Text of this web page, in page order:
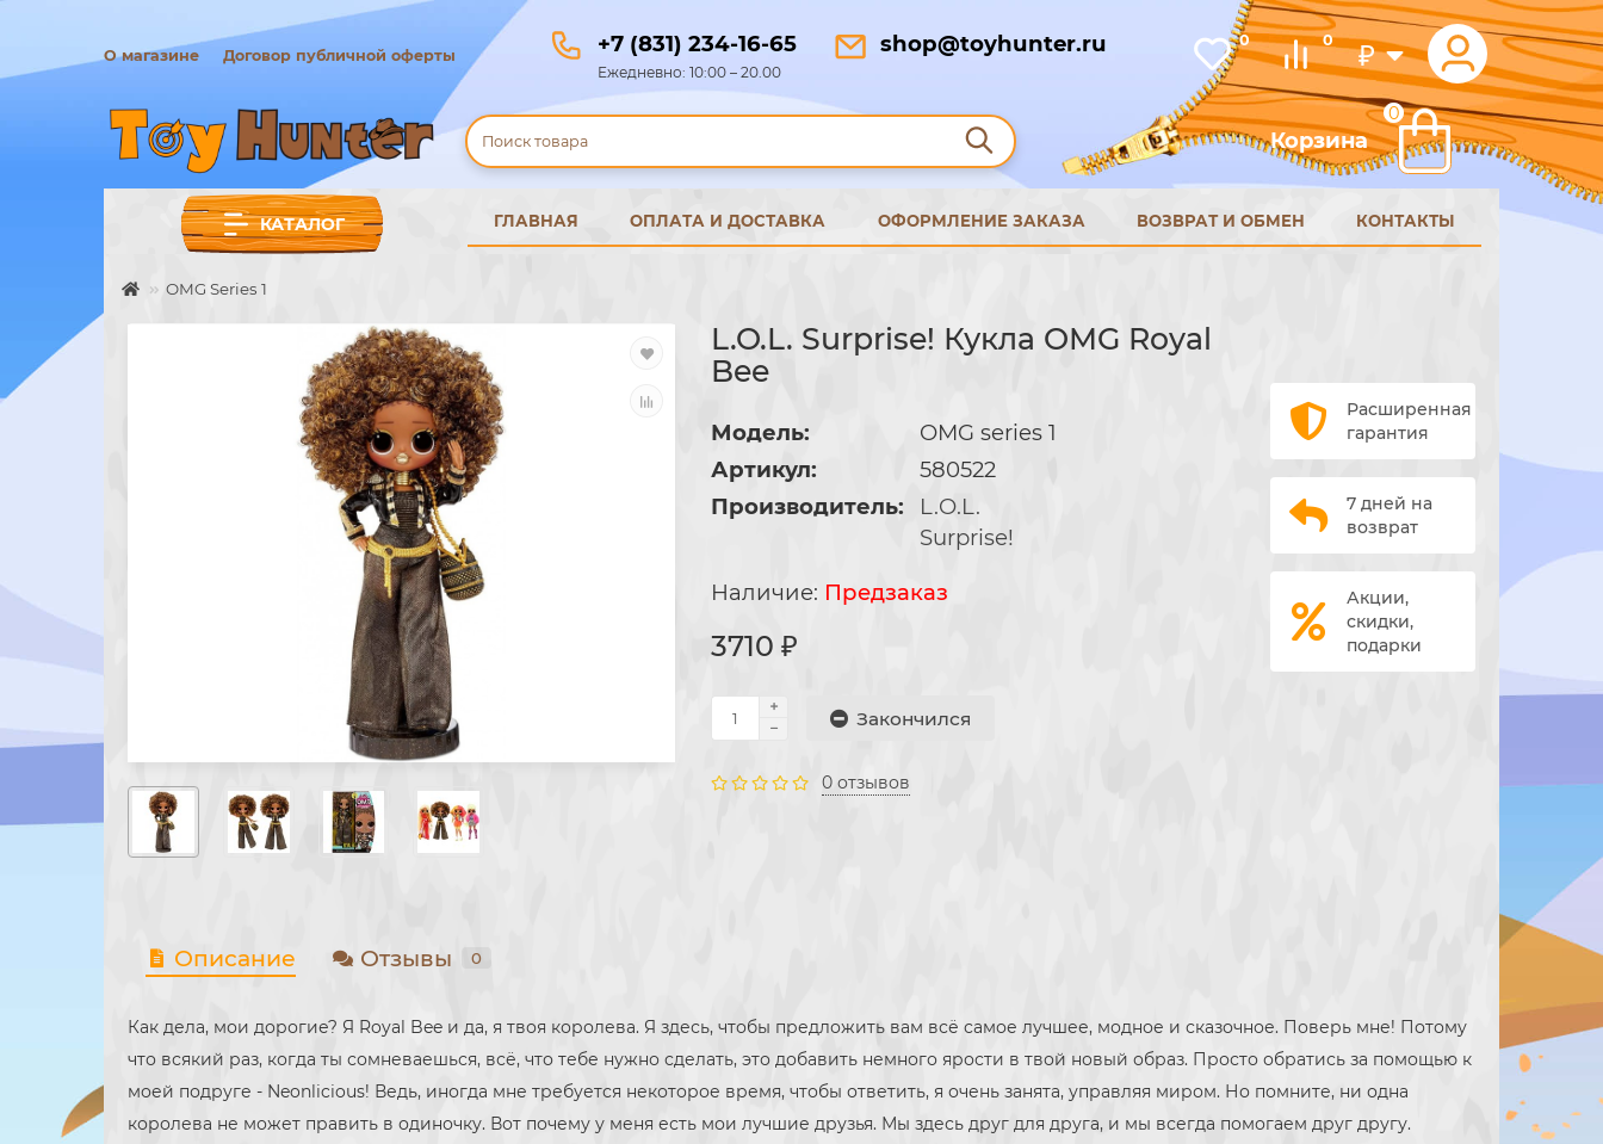
₽
0
0
+7 (831) 234-16-65
Ежедневно: 10:00 – 20.00
shop@toyhunter.ru
О магазине Договор публичной оферты
Корзина
0
КАТАЛОГ ГЛАВНАЯ ОПЛАТА И ДОСТАВКА ОФОРМЛЕНИЕ ЗАКАЗА ВОЗВРАТ И ОБМЕН КОНТАКТЫ
OMG Series 1
L.O.L. Surprise! Кукла OMG Royal
Bee
Модель:
OMG series 1
Артикул:
580522
Производитель:
L.O.L.
Surprise!
Предзаказ
3710 ₽
Закончился
0 отзывов
Расширенная
гарантия
7 дней на
возврат
Акции,
скидки,
подарки
Описание Отзывы 0
Как дела, мои дорогие? Я Royal Bee и да, я твоя королева. Я здесь, чтобы предложить вам всё самое лучшее, модное и сказочное. Поверь мне! Потому
что всякий раз, когда ты сомневаешься, всё, что тебе нужно сделать, это добавить немного ярости в твой новый образ. Просто обратись за помощью к
моей подруге - Neonlicious! Ведь, иногда мне требуется некоторое время, чтобы ответить, я очень занята, управляя миром. Но помните, ни одна
королева не может править в одиночку. Вот почему у меня есть мои лучшие друзья. Мы здесь друг для друга, и мы всегда помогаем друг другу.